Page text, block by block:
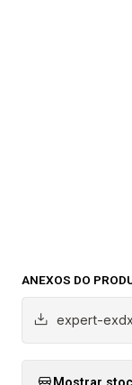
ANEXOS DO
expert-